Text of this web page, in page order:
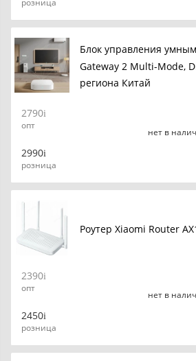
розница
Блок управления
Gateway 2 Multi-Mode,
региона Китай
2790
опт
2990
розница
нет в
Роутер Xiaomi Router
2390
опт
2450
розница
нет в